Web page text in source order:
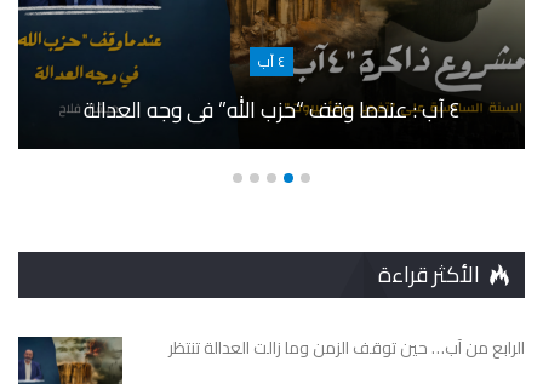
٤ آب
٤ آب : عندما وقف “حزب الله” في وجه العدالة
الأكثر قراءة
الرابع من آب… حين توقف الزمن وما زالت العدالة تنتظر